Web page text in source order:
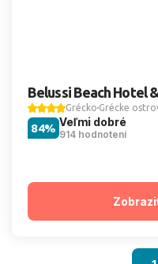
Belussi Beach Hotel
Grécko Grécke
Veľmi dobré
914 hodnotení
84%